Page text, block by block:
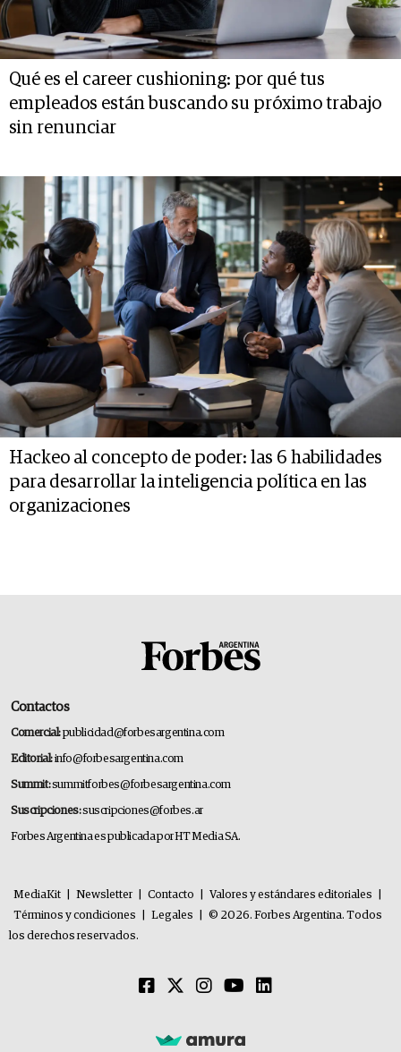
Qué es el career cushioning: por qué tus
empleados están buscando su próximo trabajo
sin renunciar
Hackeo al concepto de poder: las 6 habilidades
para desarrollar la inteligencia política en las
organizaciones
Contactos
Comercial:publicidad@forbesargentina.com
Editorial:info@forbesargentina.com
Summit:summitforbes@forbesargentina.com
Suscripciones:suscripciones@forbes.ar
Forbes Argentina es publicada por HT Media SA.
MediaKit Newsletter Contacto Valores y estándares editoriales
Términos y condiciones
Legales
© 2026. Forbes Argentina. Todos
los derechos reservados.